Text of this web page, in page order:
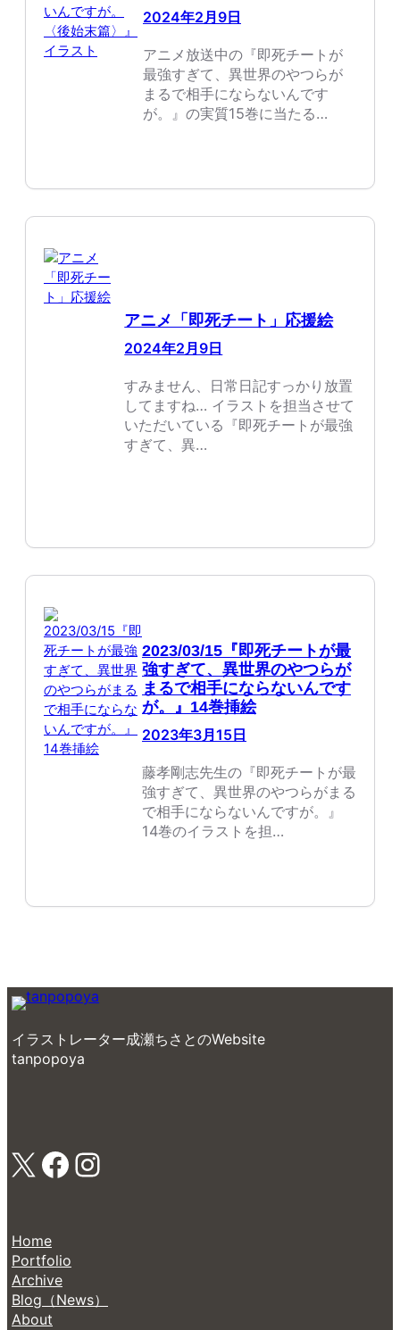
2024年2月9日
アニメ放送中の『即死チートが
最強すぎて、異世界のやつらが
まるで相手にならないんです
が。』の実質15巻に当たる…
アニメ「即死チート」応援絵
2024年2月9日
すみません、日常日記すっかり放置
してますね… イラストを担当させて
いただいている『即死チートが最強
すぎて、異…
2023/03/15『即死チートが最
強すぎて、異世界のやつらが
まるで相手にならないんです
が。』14巻挿絵
2023年3月15日
藤孝剛志先生の『即死チートが最
強すぎて、異世界のやつらがまる
で相手にならないんですが。』
14巻のイラストを担…
イラストレーター成瀬ちさとのWebsite
tanpopoya
X Facebook Instagram
Home
Portfolio
Archive
Blog（News）
About